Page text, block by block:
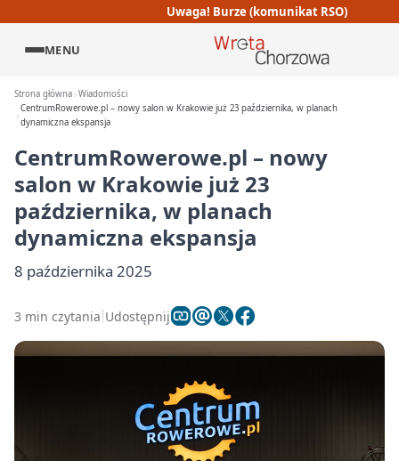
Uwaga! Burze (komunikat RSO)
MENU
Strona główna Wiadomości
CentrumRowerowe.pl – nowy salon w Krakowie już 23 października, w planach
dynamiczna ekspansja
CentrumRowerowe.pl – nowy
salon w Krakowie już 23
października, w planach
dynamiczna ekspansja
8 października 2025
3 min czytania Udostępnij